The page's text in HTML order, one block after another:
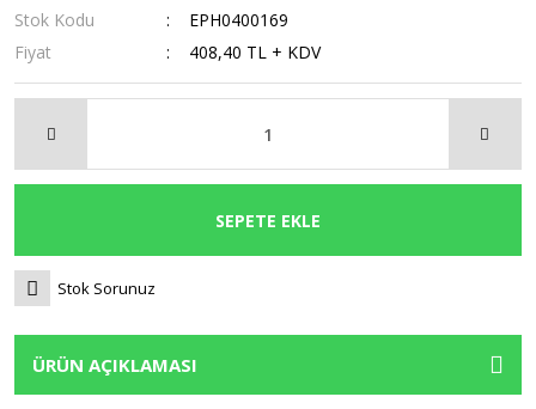
Stok Kodu
EPH0400169
Fiyat
408,40 TL + KDV
SEPETE EKLE
Stok Sorunuz
ÜRÜN AÇIKLAMASI